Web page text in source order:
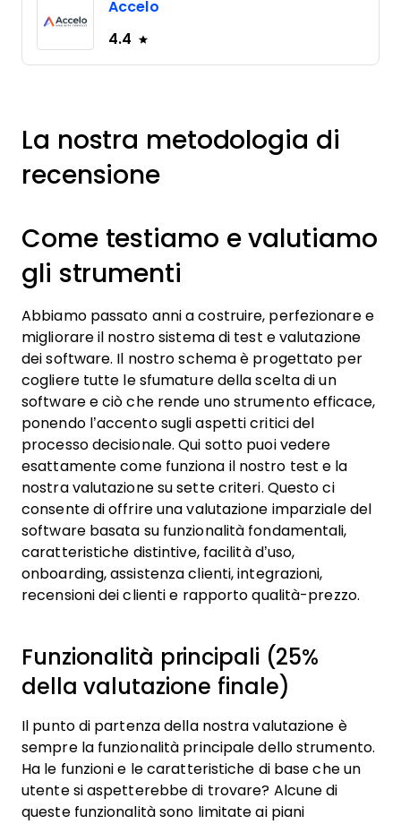
Accelo
4.4
La nostra metodologia di
recensione
Come testiamo e valutiamo
gli strumenti
Abbiamo passato anni a costruire, perfezionare e
migliorare il nostro sistema di test e valutazione
dei software. Il nostro schema è progettato per
cogliere tutte le sfumature della scelta di un
software e ciò che rende uno strumento efficace,
ponendo l’accento sugli aspetti critici del
processo decisionale. Qui sotto puoi vedere
esattamente come funziona il nostro test e la
nostra valutazione su sette criteri. Questo ci
consente di offrire una valutazione imparziale del
software basata su funzionalità fondamentali,
caratteristiche distintive, facilità d’uso,
onboarding, assistenza clienti, integrazioni,
recensioni dei clienti e rapporto qualità-prezzo.
Funzionalità principali (25%
della valutazione finale)
Il punto di partenza della nostra valutazione è
sempre la funzionalità principale dello strumento.
Ha le funzioni e le caratteristiche di base che un
utente si aspetterebbe di trovare? Alcune di
queste funzionalità sono limitate ai piani